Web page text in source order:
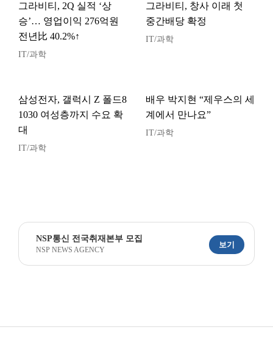
그라비티, 2Q 실적 ‘상
승’… 영업이익 276억원
전년比 40.2%↑
IT/과학
그라비티, 창사 이래 첫
중간배당 확정
IT/과학
삼성전자, 갤럭시 Z 폴드8
1030 여성층까지 수요 확
대
IT/과학
배우 박지현 “제우스의 세
계에서 만나요”
IT/과학
NSP통신 전국취재본부 모집
NSP NEWS AGENCY
보기